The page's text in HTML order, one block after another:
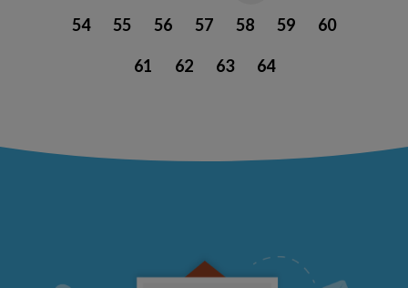
54 55 56 57 58 59 60
61 62 63 64